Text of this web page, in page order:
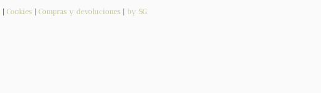
Cookies| Compras y devoluciones| by SG